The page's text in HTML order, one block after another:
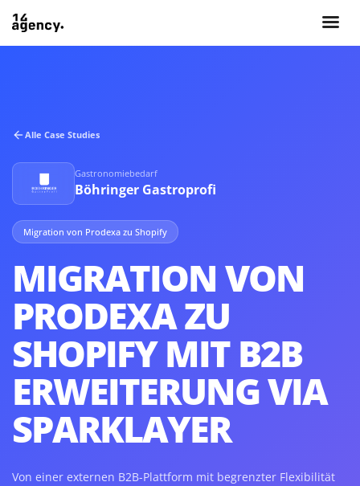
Alle Case Studies
Gastronomiebedarf
Böhringer Gastroprofi
Migration von Prodexa zu Shopify
MIGRATION VON
PRODEXA ZU
SHOPIFY MIT B2B
ERWEITERUNG VIA
SPARKLAYER
Von einer externen B2B-Plattform mit begrenzter Flexibilität